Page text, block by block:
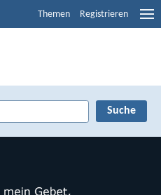
Themen Registrieren